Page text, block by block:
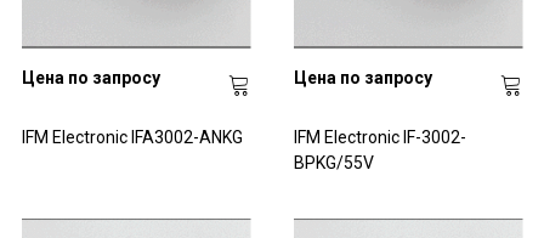
Цена по запросу
IFM Electronic IFA3002-ANKG
Цена по запросу
IFM Electronic IF-3002-
BPKG/55V